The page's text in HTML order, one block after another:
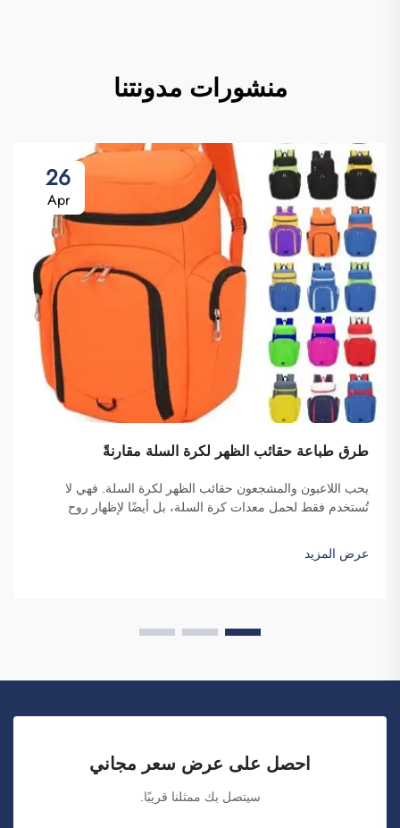
منشورات مدونتنا
26
Apr
طرق طباعة حقائب الظهر لكرة السلة مقارنةً
يحب اللاعبون والمشجعون حقائب الظهر لكرة السلة. فهي لا
تُستخدم فقط لحمل معدات كرة السلة، بل أيضًا لإظهار روح
ندرك الحاجة إلى حقيبة ظهر جذّابة ومتينة. النقاط الرئيسية...
عرض المزيد
احصل على عرض سعر مجاني
سيتصل بك ممثلنا قريبًا.